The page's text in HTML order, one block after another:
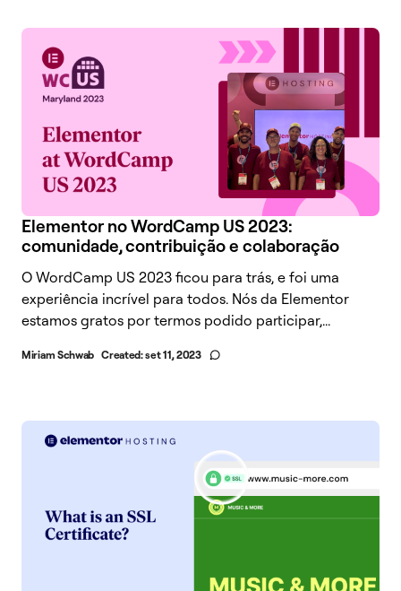
Elementor no WordCamp US 2023:
comunidade, contribuição e colaboração
O WordCamp US 2023 ficou para trás, e foi uma
experiência incrível para todos. Nós da Elementor
estamos gratos por termos podido participar,...
Miriam Schwab Created:set 11, 2023